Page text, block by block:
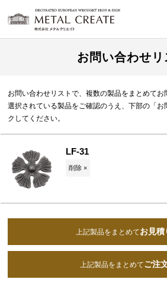
お問い合わせリ
お問い合わせリストで、複数の製品をまとめてお
選択されている製品をご確認のうえ、下部の「お
クしてください。
LF-31
削除 ×
上記製品をまとめてお見積
上記製品をまとめてご注